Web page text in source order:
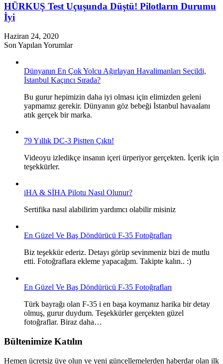
HÜRKUŞ Test Uçuşunda Düştü! Pilotların Durumu
İyi
Haziran 24, 2020
Son Yapılan Yorumlar
Dünyanın En Çok Yolcu Ağırlayan Havalimanları Seçildi,
İstanbul Kaçıncı Sırada?
Bu gurur hepimizin daha iyi olması için elimizden geleni
yapmamız gerekir. Dünyanın göz bebeği İstanbul havaalanı
atık gerçek bir marka.
79 Yıllık DC-3 Pistten Çıktı!
Videoyu izledikçe insanın içeri ürperiyor gerçekten. İçerik için
teşekkürler.
iHA & SİHA Pilotu Nasıl Olunur?
Sertifika nasıl alabilirim yardımcı olabilir misiniz
En Güzel Ve Baş Döndürücü F-35 Fotoğrafları
Biz teşekkür ederiz. Detayı görüp sevinmeniz bizi de mutlu
etti. Fotoğraflara ekleme yapacağım. Takipte kalın.. :)
En Güzel Ve Baş Döndürücü F-35 Fotoğrafları
Türk bayrağı olan F-35 i en başa koymanız harika bir detay
olmuş, gurur duydum. Teşekkürler gerçekten güzel
fotoğraflar. Biraz daha…
Bültenimize Katılın
Hemen ücretsiz üye olun ve yeni güncellemelerden haberdar olan ilk